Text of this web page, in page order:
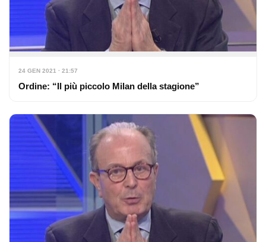
24 GEN 2021 · 21:57
Ordine: “Il più piccolo Milan della stagione”